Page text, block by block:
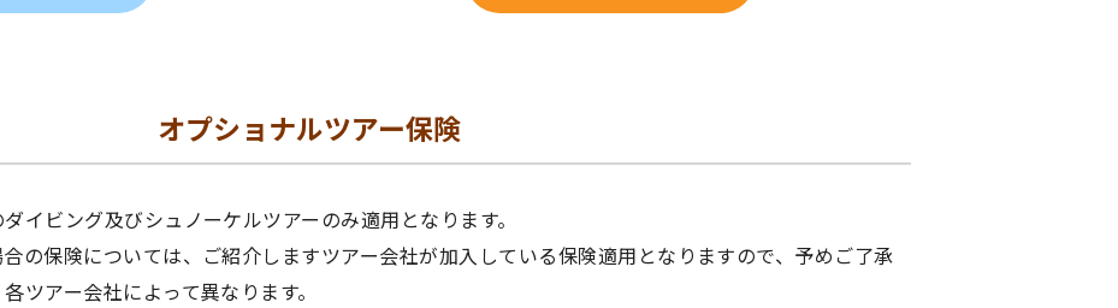
オプショナルツアー保険
イビング及びシュノーケルツアーのみ適用となります。
の保険については、ご紹介しますツアー会社が加入している保険適用となりますので、予めご了承
ツアー会社によって異なります。